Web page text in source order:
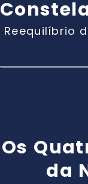
Reequilíbrio
Os
da